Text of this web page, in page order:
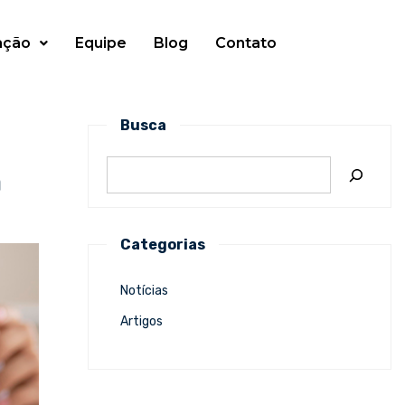
Equipe Blog Contato
Busca
Categorias
Notícias
Artigos